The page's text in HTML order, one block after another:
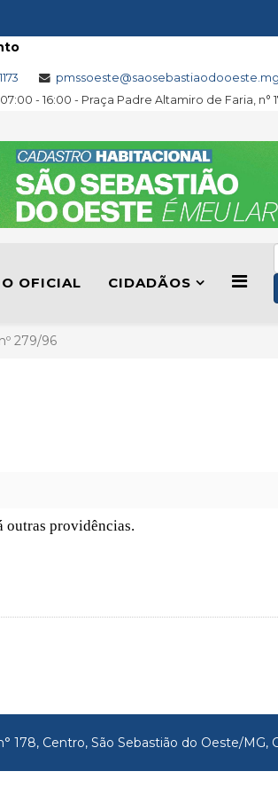
- 16:00 - Praça Padre Altamiro de Faria, n°
OFICIAL CIDADÃOS
279/96
outras providências.
Centro, São Sebastião do Oeste/MG,